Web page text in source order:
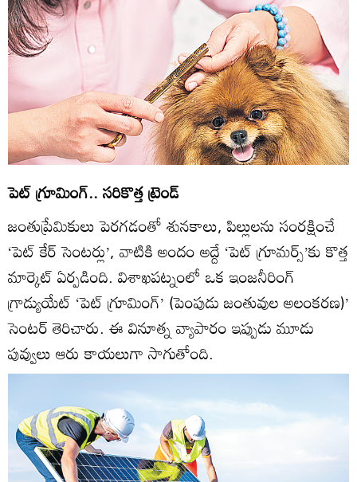
పెట్‌ గ్రూమింగ్‌.. సరికొత్త ట్రెండ్‌
జంతుప్రేమికులు పెరగడంతో శునకాలు, పిల్లులను సంరక్షించే
‘పెట్‌ కేర్‌ సెంటర్లు’, వాటికి అందం అద్దే ‘పెట్‌ గ్రూమర్స్‌’కు కొత్త
మార్కెట్‌ ఏర్పడింది. విశాఖపట్నంలో ఒక ఇంజనీరింగ్‌
గ్రాడ్యుయేట్‌ ‘పెట్‌ గ్రూమింగ్‌’ (పెంపుడు జంతువుల అలంకరణ)’
సెంటర్‌ తెరిచారు. ఈ వినూత్న వ్యాపారం ఇప్పుడు మూడు
పువ్వులు ఆరు కాయలుగా సాగుతోంది.